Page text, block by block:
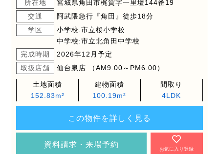
所在地
宮城県角田市梶賀字一里壇144番19
交通
阿武隈急行『角田』徒歩18分
学区
小学校:市立桜小学校
中学校:市立北角田中学校
完成時期
2026年12月予定
取扱店舗
仙台泉店 （AM9:00～PM6:00）
土地面積
152.83m²
建物面積
100.19m²
間取り
4LDK
この物件を詳しく見る
資料請求・来場予約
お気に入り登録